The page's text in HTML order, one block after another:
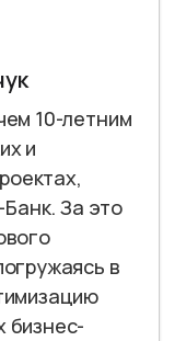
10-летним
и
За это
в
бизнес-